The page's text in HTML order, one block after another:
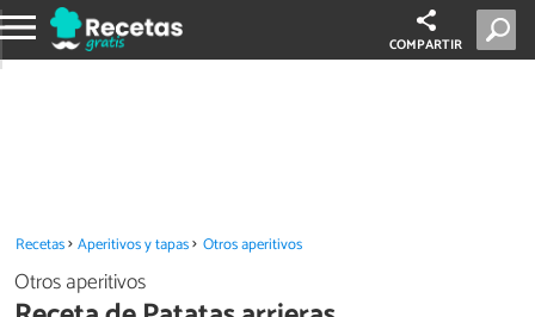
COMPARTIR
Recetas Aperitivos y tapas Otros aperitivos
Otros aperitivos